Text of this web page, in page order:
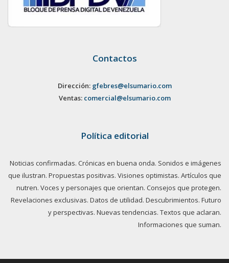
Contactos
Dirección: gfebres@elsumario.com
Ventas: comercial@elsumario.com
Política editorial
Noticias confirmadas. Crónicas en buena onda. Sonidos e imágenes
que ilustran. Propuestas positivas. Visiones optimistas. Artículos que
nutren. Voces y personajes que orientan. Consejos que protegen.
Revelaciones exclusivas. Datos de utilidad. Descubrimientos. Futuro
y perspectivas. Nuevas tendencias. Textos que aclaran.
Informaciones que suman.